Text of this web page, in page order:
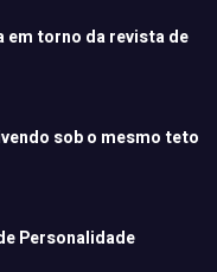
em torno da revista de
sob o mesmo teto
Personalidade